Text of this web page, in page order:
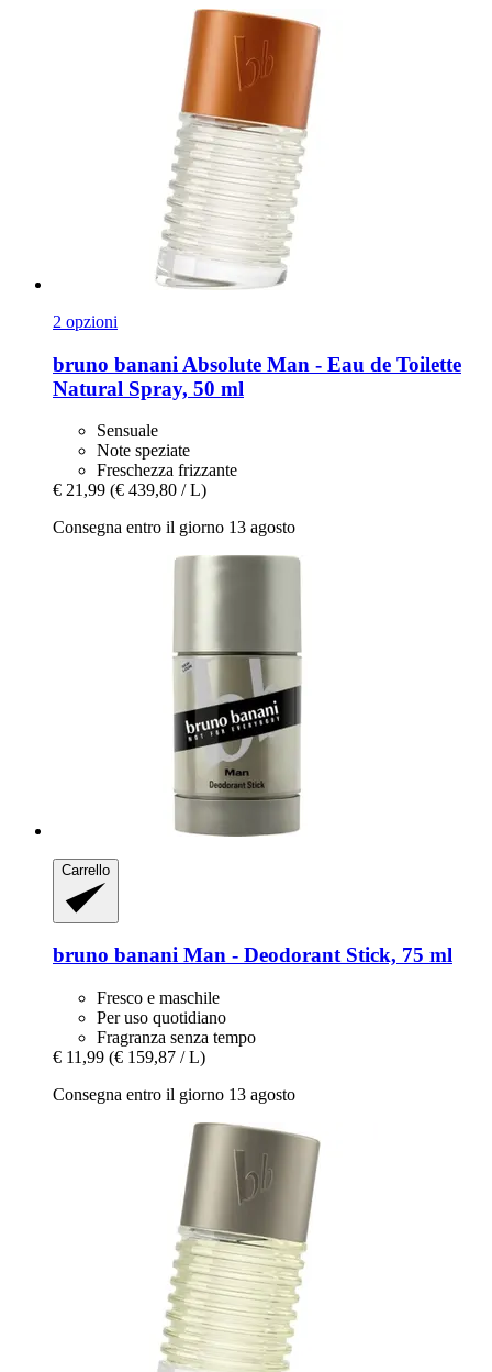
2 opzioni
bruno banani Absolute Man -​ Eau de Toilette
Natural Spray, 50 ml
Sensuale
Note speziate
Freschezza frizzante
€ 21,99 (€ 439,80 / L)
Consegna entro il giorno 13 agosto
Carrello
bruno banani Man -​ Deodorant Stick, 75 ml
Fresco e maschile
Per uso quotidiano
Fragranza senza tempo
€ 11,99 (€ 159,87 / L)
Consegna entro il giorno 13 agosto